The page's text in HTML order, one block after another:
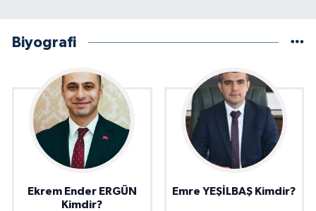
Biyografi
Ekrem Ender ERGÜN
Kimdir?
Emre YEŞİLBAŞ Kimdir?